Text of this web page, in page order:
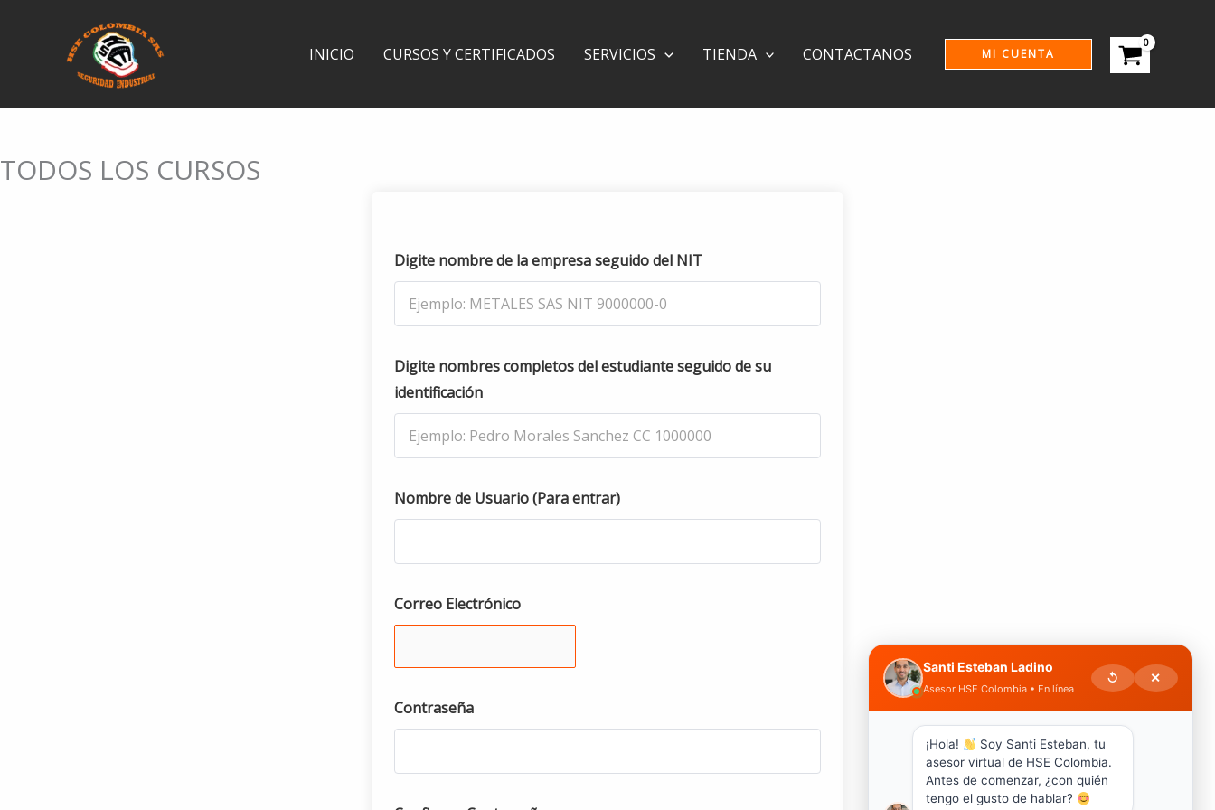
contenido
INICIO CURSOS Y CERTIFICADOS SERVICIOS TIENDA CONTACTANOS MI CUENTA
TODOS LOS CURSOS
Digite nombre de la empresa seguido del NIT
Digite nombres completos del estudiante seguido de su
identificación
Nombre de Usuario (Para entrar)
Correo Electrónico
Contraseña
Santi Esteban Ladino
Asesor HSE Colombia • En línea
↺ ✕
¡Hola!
Soy Santi Esteban, tu
asesor virtual de HSE Colombia.
Antes de comenzar, ¿con quién
tengo el gusto de hablar?